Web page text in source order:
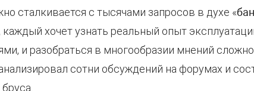
сталкивается с тысячами запросов в духе «
хочет узнать реальный опыт
и разобраться в многообразии мнений
сотни обсуждений на форумах и